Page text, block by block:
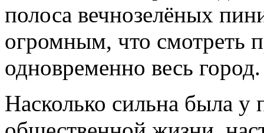
полоса вечнозелёных
огромным, что смотреть
одновременно весь город.
Насколько сильна была у